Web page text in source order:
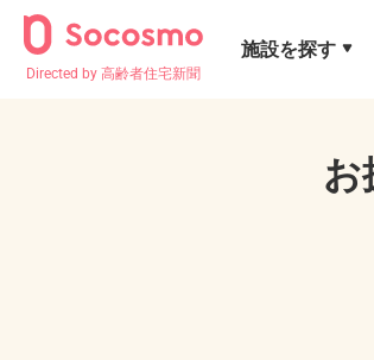
Directed by 高齢者住宅新聞
施設を探す
お